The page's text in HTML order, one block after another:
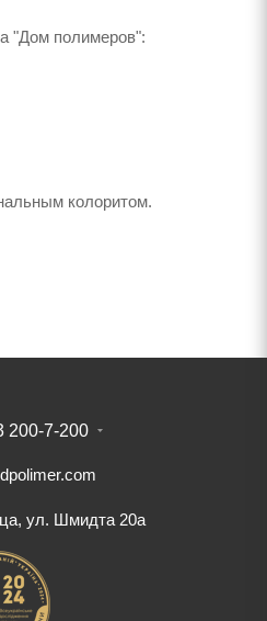
"Дом полимеров":
колоритом.
200-7-200
ул. Шмидта 20а